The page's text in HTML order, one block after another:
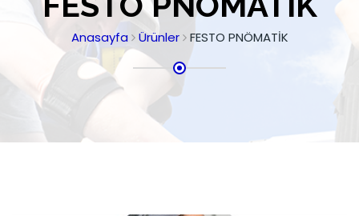
Anasayfa Ürünler FESTO PNÖMATİK